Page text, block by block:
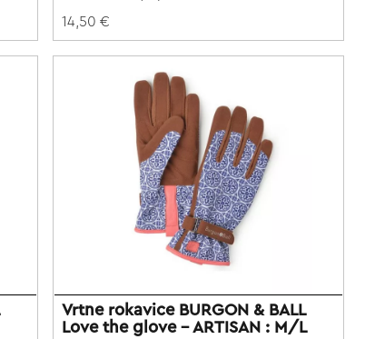
14,50 €
Vrtne rokavice BURGON & BALL
Love the glove - ARTISAN : M/L